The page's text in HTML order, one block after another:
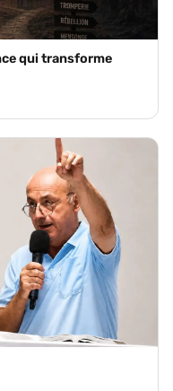
qui transforme